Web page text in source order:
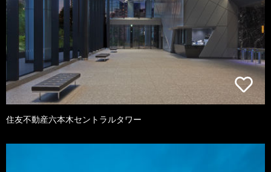
住友不動産六本木セントラルタワー